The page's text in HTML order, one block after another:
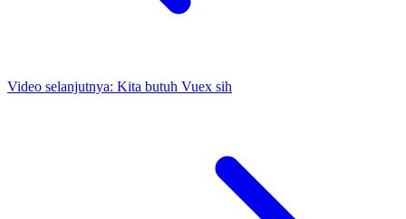
Video selanjutnya: Kita butuh Vuex sih